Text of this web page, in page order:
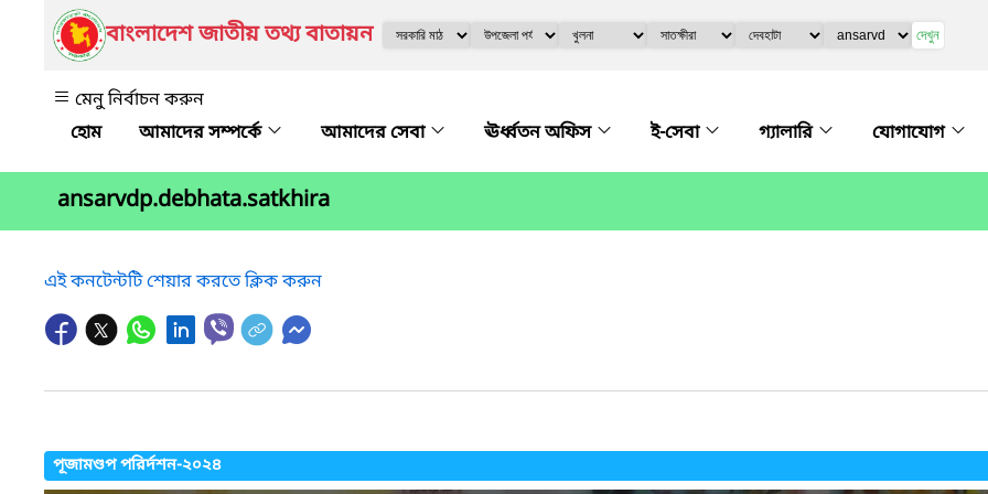
বাংলাদেশ জাতীয় তথ্য বাতায়ন দেখুন
মেনু নির্বাচন করুন
আমাদের সম্পর্কে
আমাদের সেবা ঊর্ধ্বতন অফিস ই-সেবা গ্যালারি যোগাযোগ
ansarvdp.debhata.satkhira
এই কনটেন্টটি শেয়ার করতে ক্লিক করুন
পূজামণ্ডপ পরির্দশন-২০২৪